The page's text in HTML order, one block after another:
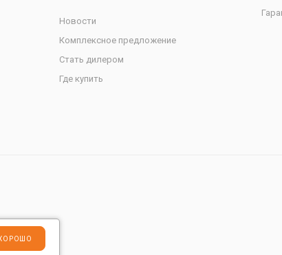
Новости
Комплексное предложение
Стать дилером
Где купить